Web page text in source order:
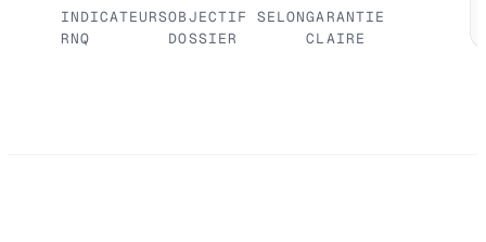
INDICATEURS
RNQ
OBJECTIF SELON
DOSSIER
GARANTIE
CLAIRE